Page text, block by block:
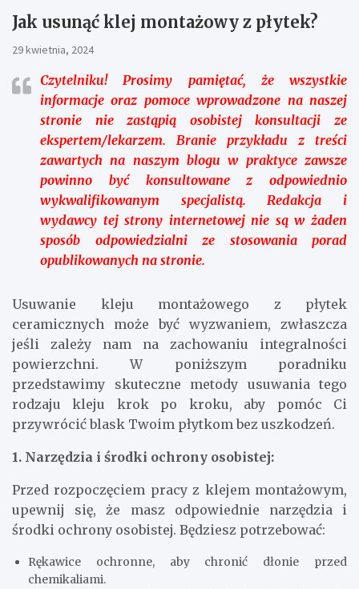
Jak usunąć klej montażowy z płytek?
29 kwietnia, 2024
Czytelniku!Prosimy pamiętać, że wszystkie
informacje oraz pomoce wprowadzone na naszej
stronie nie zastąpią osobistej konsultacji ze
ekspertem/lekarzem. Branie przykładu z treści
zawartych na naszym blogu w praktyce zawsze
powinno być konsultowane z odpowiednio
wykwalifikowanym specjalistą. Redakcja i
wydawcy tej strony internetowej nie są w żaden
sposób odpowiedzialni ze stosowania porad
opublikowanych na stronie.
Usuwanie kleju montażowego z płytek
ceramicznych może być wyzwaniem, zwłaszcza
jeśli zależy nam na zachowaniu integralności
powierzchni. W poniższym poradniku
przedstawimy skuteczne metody usuwania tego
rodzaju kleju krok po kroku, aby pomóc Ci
przywrócić blask Twoim płytkom bez uszkodzeń.
1. Narzędzia i środki ochrony osobistej:
Przed rozpoczęciem pracy z klejem montażowym,
upewnij się, że masz odpowiednie narzędzia i
środki ochrony osobistej. Będziesz potrzebować:
Rękawice ochronne, aby chronić dłonie przed
chemikaliami.